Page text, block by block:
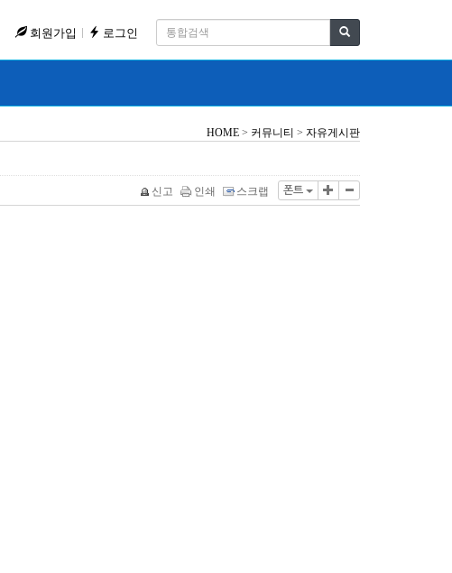
회원가입 로그인
HOME > 커뮤니티 > 자유게시판
폰트
신고 인쇄 스크랩